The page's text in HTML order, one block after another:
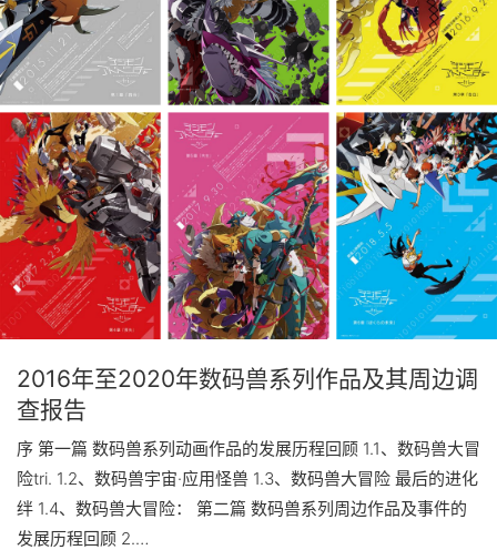
2016年至2020年数码兽系列作品及其周边调
查报告
序 第一篇 数码兽系列动画作品的发展历程回顾 1.1、数码兽大冒
险tri. 1.2、数码兽宇宙·应用怪兽 1.3、数码兽大冒险 最后的进化
绊 1.4、数码兽大冒险： 第二篇 数码兽系列周边作品及事件的
发展历程回顾 2.…